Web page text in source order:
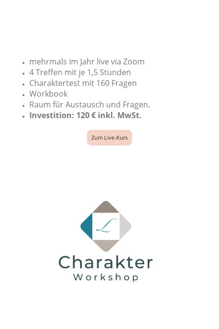
mehrmals im Jahr live via Zoom
4 Treffen mit je 1,5 Stunden
Charaktertest mit 160 Fragen
Workbook
Raum für Austausch und Fragen.
Investition: 120 € inkl. MwSt.
Zum Live-Kurs